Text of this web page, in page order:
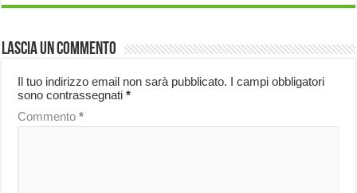
Lascia un commento
Il tuo indirizzo email non sarà pubblicato. I campi obbligatori
sono contrassegnati*
Commento*